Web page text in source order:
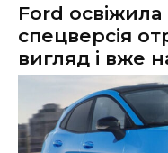
Ford
спецверсія
вигляд і вже